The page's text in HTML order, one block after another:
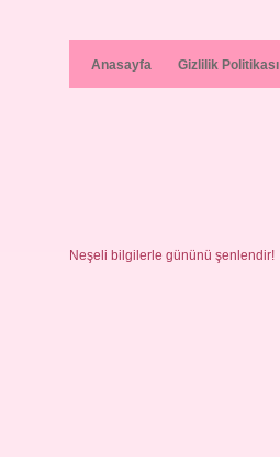
Anasayfa Gizlilik Politikası
Neşeli bilgilerle gününü şenlendir!